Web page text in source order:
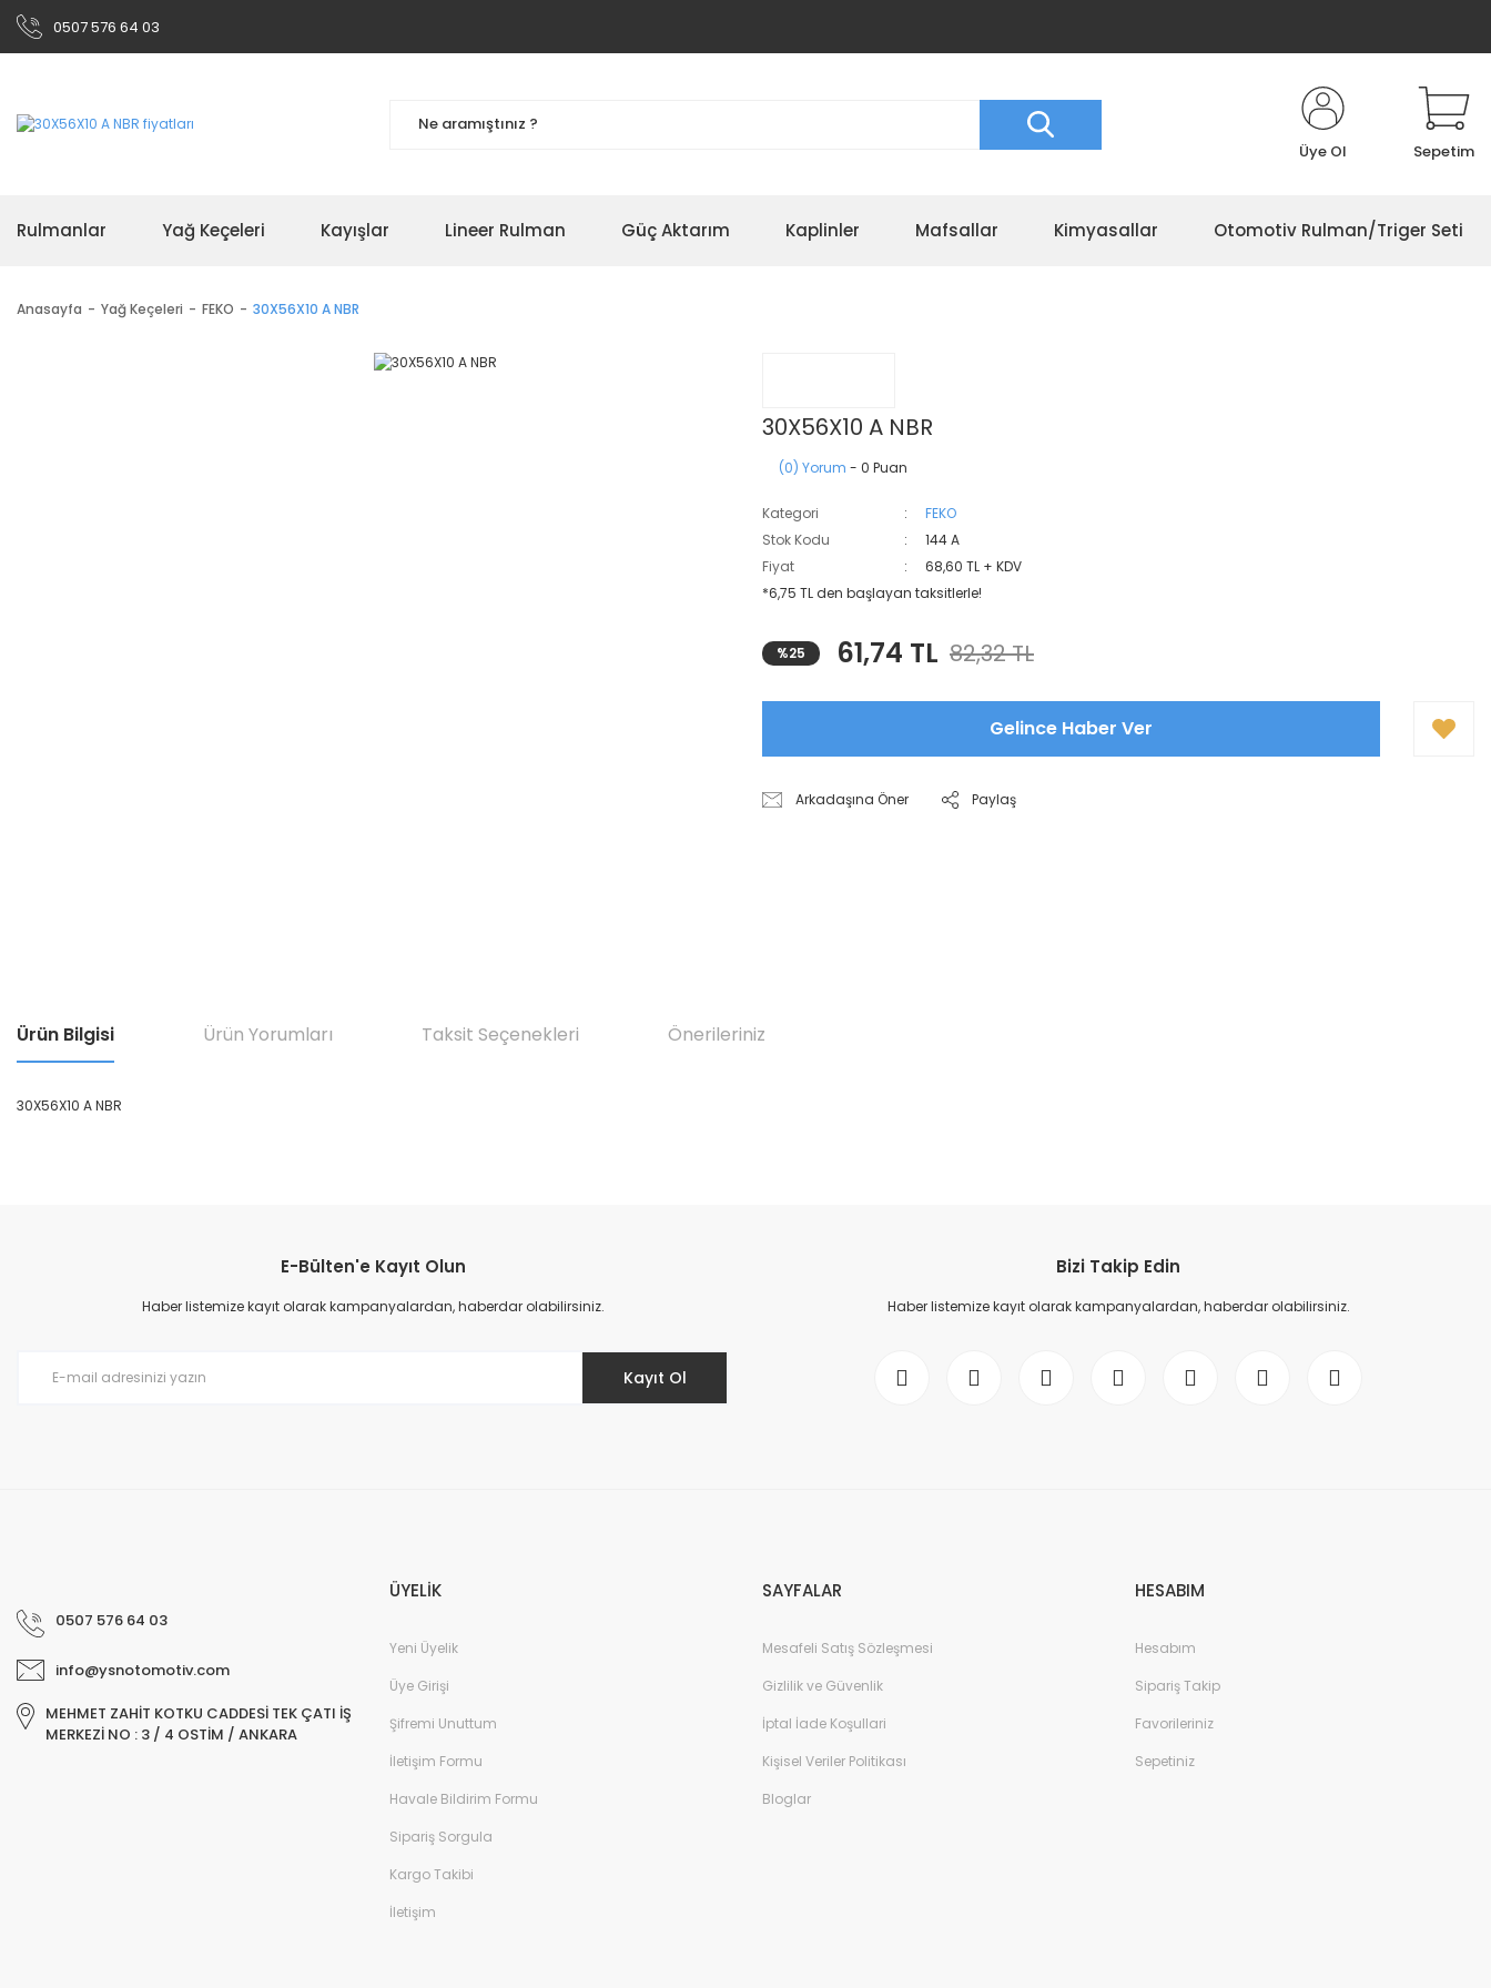
0507 576 64 03
Üye Ol Sepetim
Rulmanlar Yağ Keçeleri Kayışlar Lineer Rulman Güç Aktarım Kaplinler Mafsallar Kimyasallar Otomotiv Rulman/Triger Seti
Anasayfa Yağ Keçeleri FEKO 30X56X10 A NBR
30X56X10 A NBR
(0) Yorum - 0 Puan
Kategori
FEKO
Stok Kodu
144 A
Fiyat
68,60 TL + KDV
*6,75 TL den başlayan taksitlerle!
%25 61,74 TL 82,32 TL
Gelince Haber Ver
Arkadaşına Öner Paylaş
Ürün Bilgisi Ürün Yorumları Taksit Seçenekleri Önerileriniz
30X56X10 A NBR
Ürün resmi kalitesiz, bozuk veya görüntülenemiyor.
Ürün açıklamasında eksik bilgiler bulunuyor.
E-Bülten'e Kayıt Olun
Haber listemize kayıt olarak kampanyalardan, haberdar olabilirsiniz.
Kayıt Ol
Bizi Takip Edin
Haber listemize kayıt olarak kampanyalardan, haberdar olabilirsiniz.
0507 576 64 03
info@ysnotomotiv.com
MEHMET ZAHİT KOTKU CADDESİ TEK ÇATI İŞ
MERKEZİ NO : 3 / 4 OSTİM / ANKARA
ÜYELİK
Yeni Üyelik
Üye Girişi
Şifremi Unuttum
İletişim Formu
Havale Bildirim Formu
Sipariş Sorgula
Kargo Takibi
İletişim
SAYFALAR
Mesafeli Satış Sözleşmesi
Gizlilik ve Güvenlik
İptal İade Koşullari
Kişisel Veriler Politikası
Bloglar
HESABIM
Hesabım
Sipariş Takip
Favorileriniz
Sepetiniz